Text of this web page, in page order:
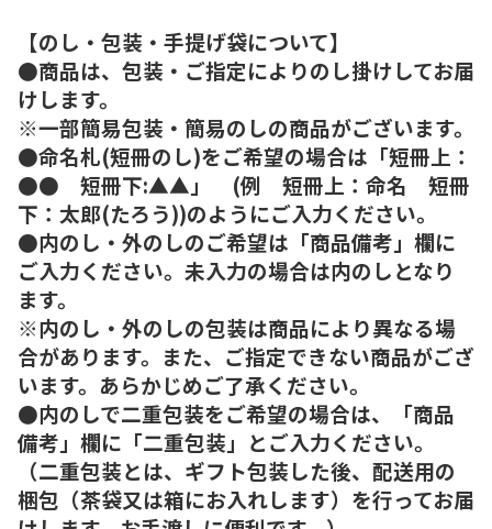
【のし・包装・手提げ袋について】
●商品は、包装・ご指定によりのし掛けしてお届
けします。
※一部簡易包装・簡易のしの商品がございます。
●命名札(短冊のし)をご希望の場合は「短冊上：
●● 短冊下:▲▲」 (例 短冊上：命名 短冊
下：太郎(たろう))のようにご入力ください。
●内のし・外のしのご希望は「商品備考」欄に
ご入力ください。未入力の場合は内のしとなり
ます。
※内のし・外のしの包装は商品により異なる場
合があります。また、ご指定できない商品がござ
います。あらかじめご了承ください。
●内のしで二重包装をご希望の場合は、「商品
備考」欄に「二重包装」とご入力ください。
（二重包装とは、ギフト包装した後、配送用の
梱包（茶袋又は箱にお入れします）を行ってお届